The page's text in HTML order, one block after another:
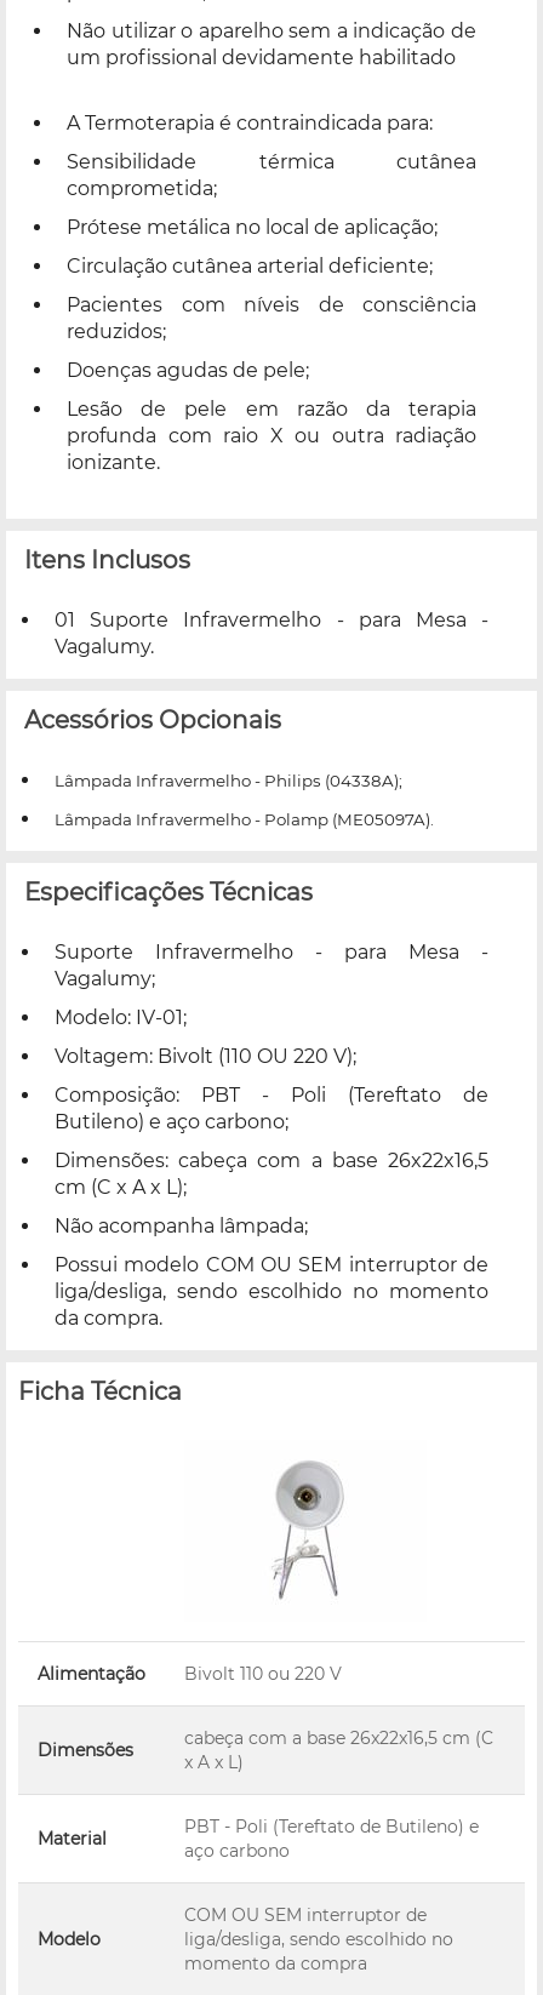
Não utilizar o aparelho sem a indicação de
um profissional devidamente habilitado
A Termoterapia é contraindicada para:
Sensibilidade térmica cutânea
comprometida;
Prótese metálica no local de aplicação;
Circulação cutânea arterial deficiente;
Pacientes com níveis de consciência
reduzidos;
Doenças agudas de pele;
Lesão de pele em razão da terapia
profunda com raio X ou outra radiação
ionizante.
Itens Inclusos
01 Suporte Infravermelho - para Mesa -
Vagalumy.
Acessórios Opcionais
Lâmpada Infravermelho - Philips (04338A);
Lâmpada Infravermelho - Polamp (ME05097A).
Especificações Técnicas
Suporte Infravermelho - para Mesa -
Vagalumy;
Modelo: IV-01;
Voltagem: Bivolt (110 OU 220 V);
Composição: PBT - Poli (Tereftato de
Butileno) e aço carbono;
Dimensões: cabeça com a base 26x22x16,5
cm (C x A x L);
Não acompanha lâmpada;
Possui modelo COM OU SEM interruptor de
liga/desliga, sendo escolhido no momento
da compra.
Ficha Técnica
Alimentação Bivolt 110 ou 220 V
Dimensões
cabeça com a base 26x22x16,5 cm (C
x A x L)
Material
PBT - Poli (Tereftato de Butileno) e
aço carbono
Modelo
COM OU SEM interruptor de
liga/desliga, sendo escolhido no
momento da compra